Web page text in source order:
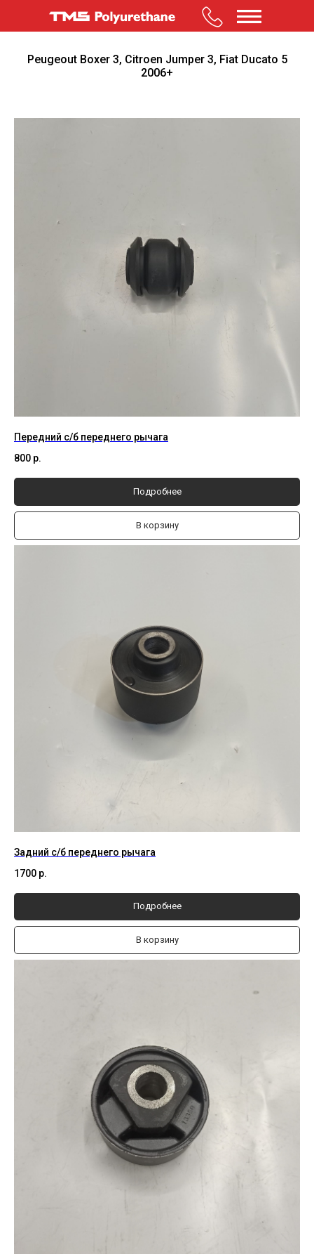
Peugeout Boxer 3, Citroen Jumper 3, Fiat Ducato 5
2006+
Передний с/б переднего рычага
800 р.
Подробнее
В корзину
Задний с/б переднего рычага
1700 р.
Подробнее
В корзину